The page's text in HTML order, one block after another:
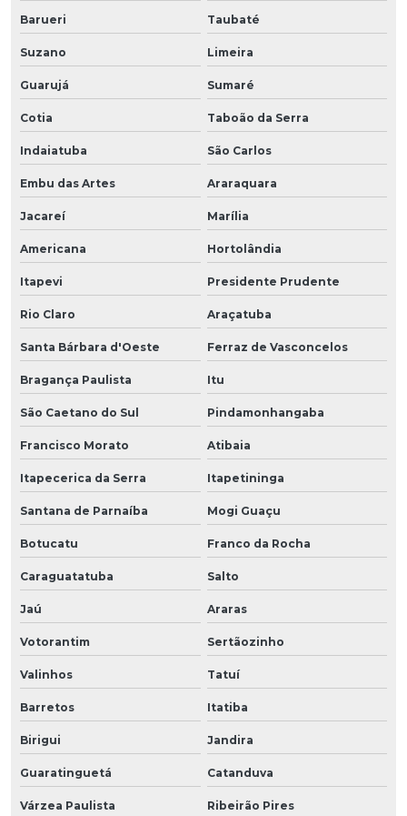
Barueri Taubaté
Suzano Limeira
Guarujá Sumaré
Cotia Taboão da Serra
Indaiatuba São Carlos
Embu das Artes Araraquara
Jacareí Marília
Americana Hortolândia
Itapevi Presidente Prudente
Rio Claro Araçatuba
Santa Bárbara d'Oeste Ferraz de Vasconcelos
Bragança Paulista Itu
São Caetano do Sul Pindamonhangaba
Francisco Morato Atibaia
Itapecerica da Serra Itapetininga
Santana de Parnaíba Mogi Guaçu
Botucatu Franco da Rocha
Caraguatatuba Salto
Jaú Araras
Votorantim Sertãozinho
Valinhos Tatuí
Barretos Itatiba
Birigui Jandira
Guaratinguetá Catanduva
Várzea Paulista Ribeirão Pires